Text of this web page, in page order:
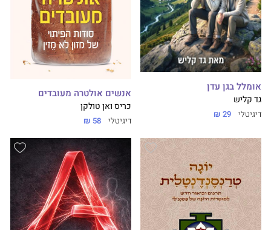
אומלל בגן עדן
גד קליש
דיגיטלי 29 ₪
אנשים אולטרה מעובדים
כריס ואן טולקן
דיגיטלי 58 ₪